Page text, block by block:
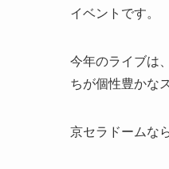
イベントです。
今年のライブは
ちが個性豊かな
京セラドームな